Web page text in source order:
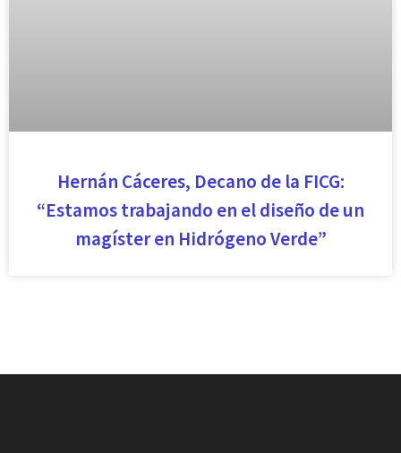
Hernán Cáceres, Decano de la FICG:
“Estamos trabajando en el diseño de un
magíster en Hidrógeno Verde”